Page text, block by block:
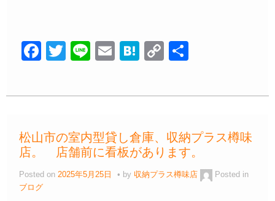
F
c
b
o
o
k
T
tt
Li
e
E
ail
H
e
a
C
p
Li
n
k
松山市の室内型貸し倉庫、収納プラス樽味
店。 店舗前に看板があります。
Posted on 2025年5月25日 by 収納プラス樽味店
Posted in
ブログ